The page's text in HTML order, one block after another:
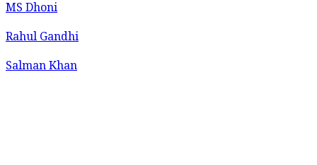
MS Dhoni
Rahul Gandhi
Salman Khan